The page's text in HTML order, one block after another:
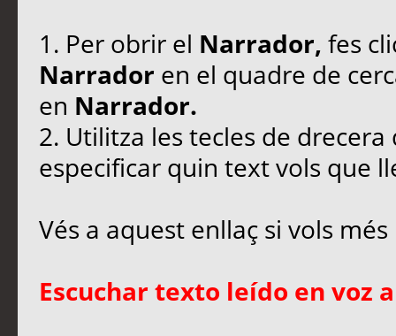
1. Per obrir el Narrador, fes
Narrador en el quadre de
en Narrador.
2. Utilitza les tecles de
especificar quin text vols que
Vés a aquest enllaç si vols
Escuchar texto leído en voz